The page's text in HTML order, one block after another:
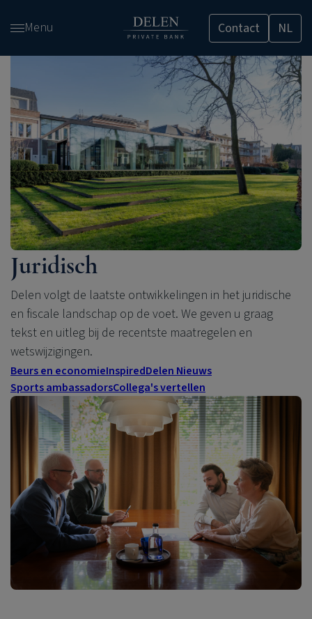
en
inhoud
gaan
Menu Contact NL
Juridisch
Delen volgt de laatste ontwikkelingen in het juridische
en fiscale landschap op de voet. We geven u graag
tekst en uitleg bij de recentste maatregelen en
wetswijzigingen.
Beurs en economieInspiredDelen Nieuws
Sports ambassadorsCollega's vertellen